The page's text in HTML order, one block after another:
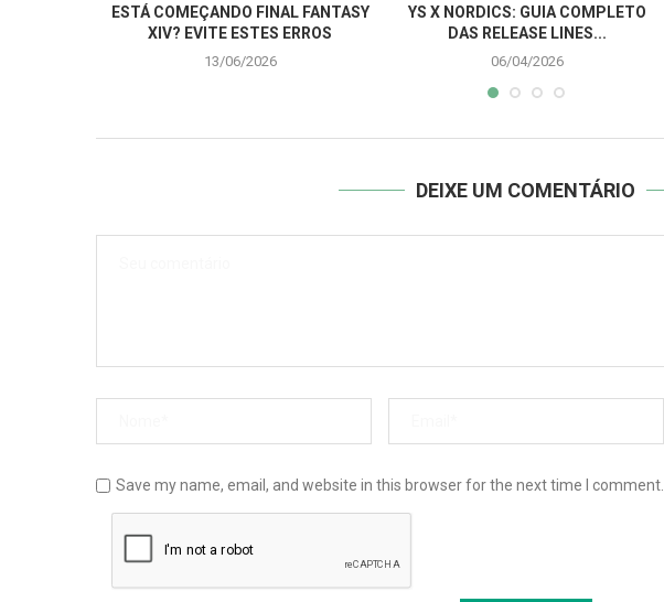
ESTÁ COMEÇANDO FINAL FANTASY
XIV? EVITE ESTES ERROS
13/06/2026
YS X NORDICS: GUIA COMPLETO
DAS RELEASE LINES...
06/04/2026
DEIXE UM COMENTÁRIO
Save my name, email, and website in this browser for the next time I comment.